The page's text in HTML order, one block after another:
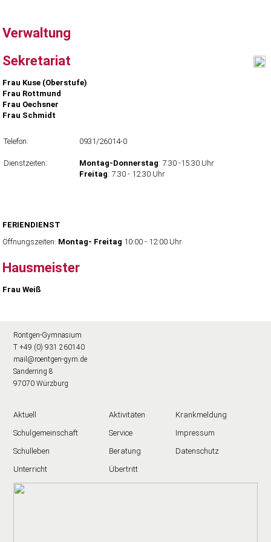
Verwaltung
Sekretariat
Frau Kuse (Oberstufe)
Frau Rottmund
Frau Oechsner
Frau Schmidt
Telefon: 0931/26014-0
Dienstzeiten: Montag-Donnerstag: 7.30 -15.30 Uhr
Freitag: 7.30 - 12.30 Uhr
FERIENDIENST
Öffnungszeiten: Montag- Freitag 10:00 - 12:00 Uhr
Hausmeister
Frau Weiß
Röntgen-Gymnasium
T +49 (0) 931 260140
mail@roentgen-gym.de
Sanderring 8
97070 Würzburg
Aktuell
Schulgemeinschaft
Schulleben
Unterricht
Aktivitäten
Service
Beratung
Übertritt
Krankmeldung
Impressum
Datenschutz